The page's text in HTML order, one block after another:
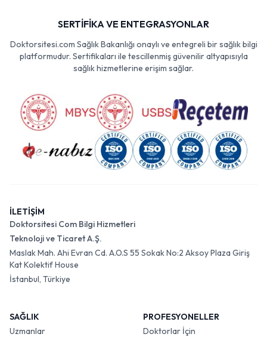
SERTİFİKA VE ENTEGRASYONLAR
Doktorsitesi.com Sağlık Bakanlığı onaylı ve entegreli bir sağlık bilgi
platformudur. Sertifikaları ile tescillenmiş güvenilir altyapısıyla
sağlık hizmetlerine erişim sağlar.
İLETİŞİM
Doktorsitesi Com Bilgi Hizmetleri
Teknoloji ve Ticaret A.Ş.
Maslak Mah. Ahi Evran Cd. A.O.S 55 Sokak No:2 Aksoy Plaza Giriş
Kat Kolektif House
İstanbul, Türkiye
SAĞLIK
Uzmanlar
PROFESYONELLER
Doktorlar İçin